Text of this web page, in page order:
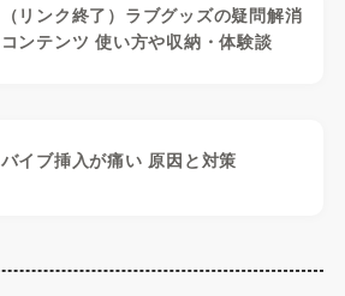
（リンク終了）ラブグッズの疑問解消
コンテンツ 使い方や収納・体験談
バイブ挿入が痛い 原因と対策